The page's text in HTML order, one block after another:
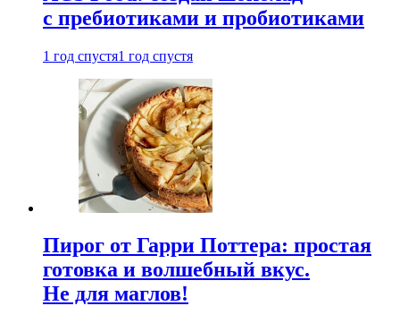
с пребиотиками и пробиотиками
1 год спустя1 год спустя
Пирог от Гарри Поттера: простая
готовка и волшебный вкус.
Не для маглов!